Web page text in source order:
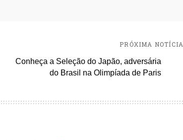
PRÓXIMA NOTÍCIA
Conheça a Seleção do Japão, adversária
do Brasil na Olimpíada de Paris